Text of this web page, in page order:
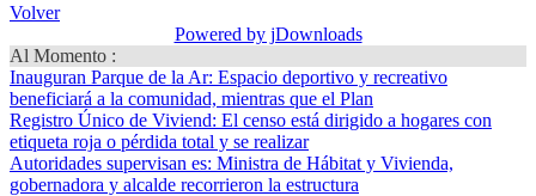
Volver
Powered by jDownloads
Al Momento :
Inauguran Parque de la Ar: Espacio deportivo y recreativo
beneficiará a la comunidad, mientras que el Plan
Registro Único de Viviend: El censo está dirigido a hogares con
etiqueta roja o pérdida total y se realizar
Autoridades supervisan es: Ministra de Hábitat y Vivienda,
gobernadora y alcalde recorrieron la estructura